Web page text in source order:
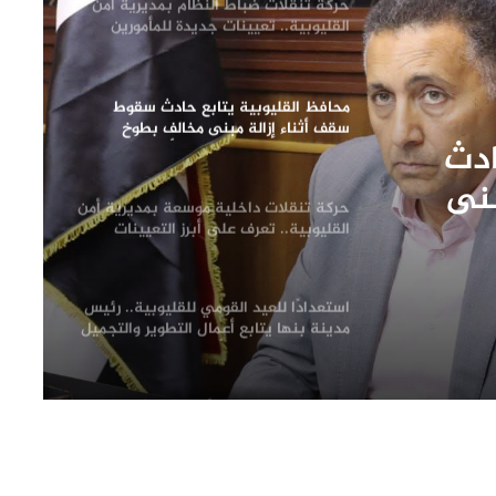
إعانة
حركة تنقلات ضباط النظام بمديرية أمن
القليوبية.. تعيينات جديدة للمأمورين
ونوابهم
محافظ القليوبية يتابع حادث سقوط
سقف أثناء إزالة مبنى مخالف بطوخ
ويوجه بصرف إعانة عاجلة لأسرة العامل
المتوفى
حركة تنقلات داخلية موسعة بمديرية أمن
القليوبية.. تعرف على أبرز التعيينات
استعدادًا للعيد القومي للقليوبية.. رئيس
مدينة بنها يتابع أعمال التطوير والتجميل
لظهور المدينة في أبهى صورها
محافظ القليوبية يبدأ جولته بشبين